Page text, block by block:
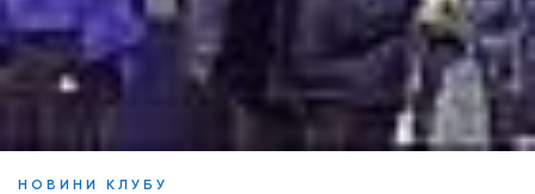
НОВИНИ КЛУБУ